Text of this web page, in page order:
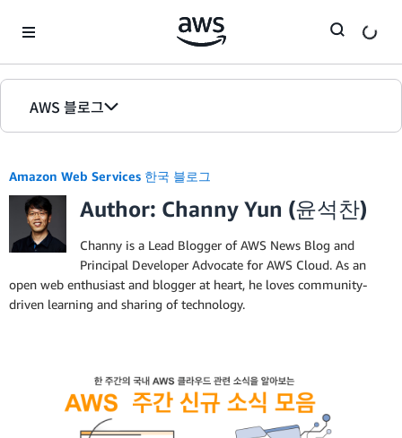
AWS 블로그
에디션
Amazon Web Services 한국 블로그
Author: Channy Yun (윤석찬)
Channy is a Lead Blogger of AWS News Blog and
Principal Developer Advocate for AWS Cloud. As an
open web enthusiast and blogger at heart, he loves community-
driven learning and sharing of technology.